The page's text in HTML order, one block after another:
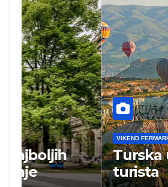
VIKEND FERMARKET
Turska ugostila 25
turista